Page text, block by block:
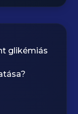
glikémiás